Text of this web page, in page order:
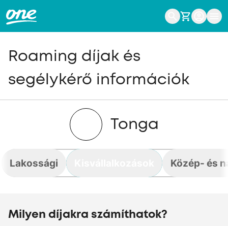
Roaming díjak és
segélykérő információk
Tonga
Lakossági Közép- és
Milyen díjakra számíthatok?